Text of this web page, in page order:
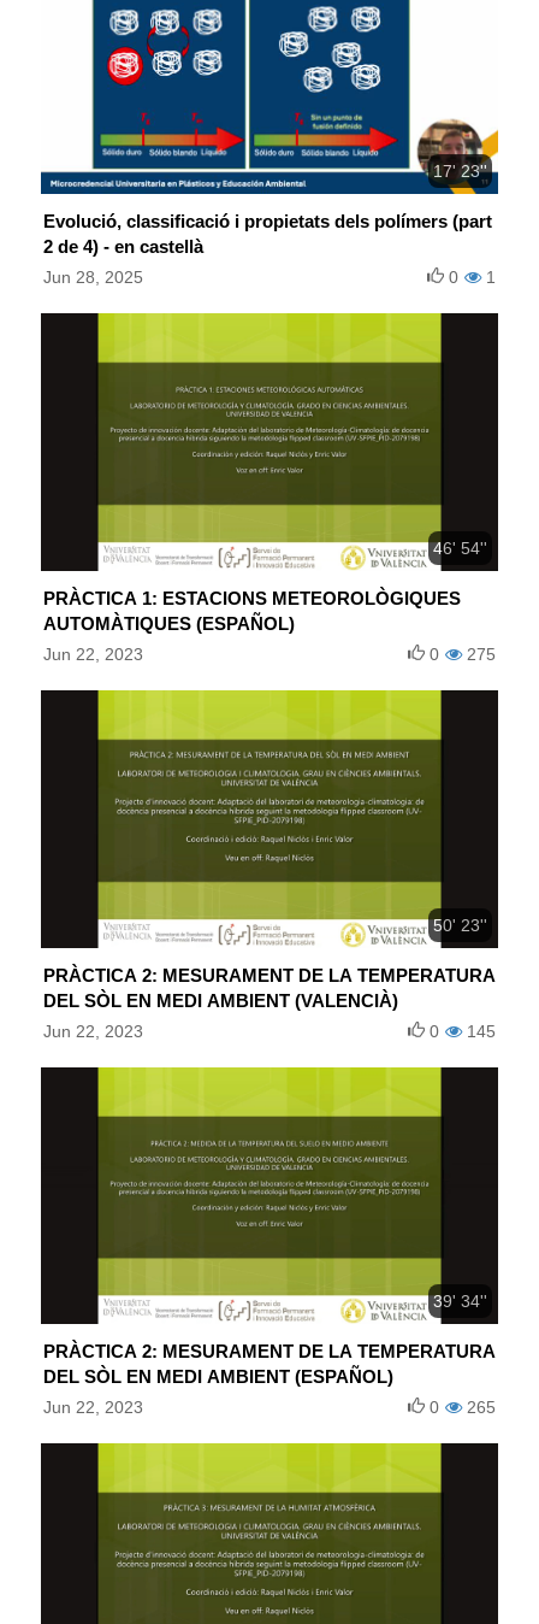
17' 23''
Evolució, classificació i propietats dels polímers (part
2 de 4) - en castellà
Jun 28, 2025 1
0
46' 54''
PRÀCTICA 1: ESTACIONS METEOROLÒGIQUES
AUTOMÀTIQUES (ESPAÑOL)
Jun 22, 2023 275
0
50' 23''
PRÀCTICA 2: MESURAMENT DE LA TEMPERATURA
DEL SÒL EN MEDI AMBIENT (VALENCIÀ)
Jun 22, 2023 145
0
39' 34''
PRÀCTICA 2: MESURAMENT DE LA TEMPERATURA
DEL SÒL EN MEDI AMBIENT (ESPAÑOL)
Jun 22, 2023 265
0